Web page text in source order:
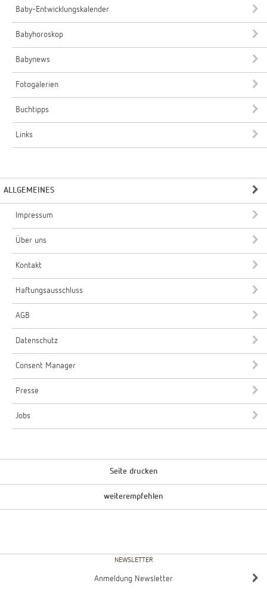
Baby-Entwicklungskalender
Babyhoroskop
Babynews
Fotogalerien
Buchtipps
Links
ALLGEMEINES
Impressum
Über uns
Kontakt
Haftungsausschluss
AGB
Datenschutz
Consent Manager
Presse
Jobs
Seite drucken
weiterempfehlen
NEWSLETTER
Anmeldung Newsletter